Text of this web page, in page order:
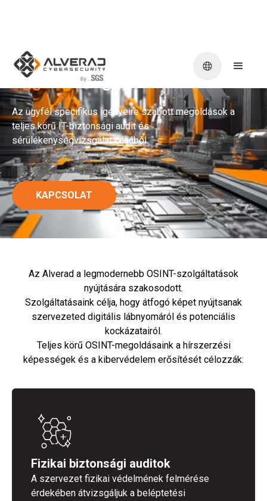
Egyedi vizsgálatok
Az ügyfél specifikus igényeire szabott megoldások a
teljes körű IT-biztonsági audit és
sérülékenységvizsgálat céljából.
KAPCSOLAT
Az Alverad a legmodernebb OSINT-szolgáltatások
nyújtására szakosodott.
Szolgáltatásaink célja, hogy átfogó képet nyújtsanak
szervezeted digitális lábnyomáról és potenciális
kockázatairól.
Teljes körű OSINT-megoldásaink a hírszerzési
képességek és a kibervédelem erősítését célozzák:
Fizikai biztonsági auditok
A szervezet fizikai védelmének felmérése
érdekében átvizsgáljuk a beléptetési